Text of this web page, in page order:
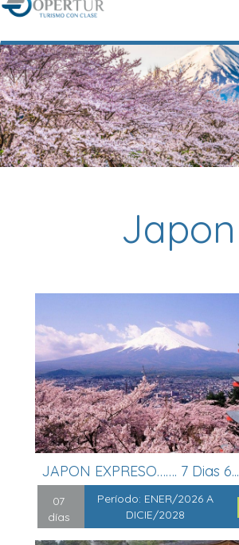
Japon
JAPON EXPRESO……. 7 Dias 6...
07
días
Período: ENER/2026 A
DICIE/2028